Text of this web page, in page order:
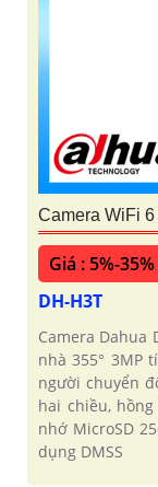
Camera WiFi
Giá : 5%-35%
DH-H3T
Camera Dahua
nhà 355° 3MP
người chuyển
hai chiều,
nhớ MicroSD
dụng DMSS